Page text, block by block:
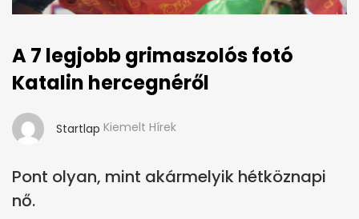
A 7 legjobb grimaszolós fotó
Katalin hercegnéről
Startlap Kiemelt Hírek
Pont olyan, mint akármelyik hétköznapi
nő.